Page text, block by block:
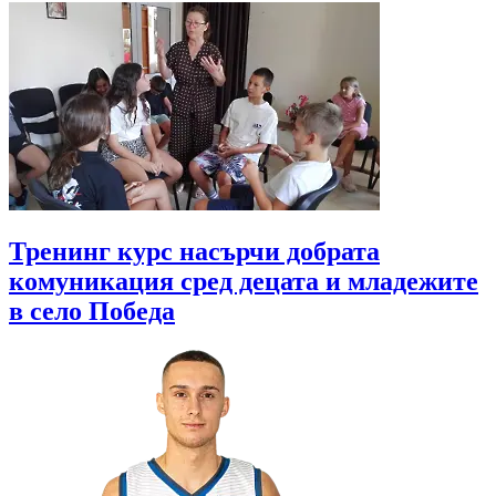
Тренинг курс насърчи добрата
комуникация сред децата и младежите
в село Победа